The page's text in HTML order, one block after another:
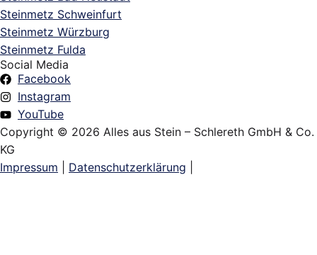
Steinmetz Schweinfurt
Steinmetz Würzburg
Steinmetz Fulda
Social Media
Facebook
Instagram
YouTube
Copyright © 2026 Alles aus Stein – Schlereth GmbH & Co.
KG
Impressum
Datenschutzerklärung